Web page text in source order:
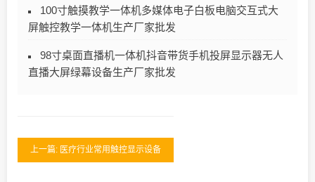
100寸触摸教学一体机多媒体电子白板电脑交互式大
屏触控教学一体机生产厂家批发
98寸桌面直播机一体机抖音带货手机投屏显示器无人
直播大屏绿幕设备生产厂家批发
上一篇: 医疗行业常用触控显示设备